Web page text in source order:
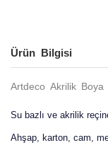
Ürün Bilgisi
Artdeco Akrilik
Su bazlı ve akrilik
Ahşap, karton, cam,